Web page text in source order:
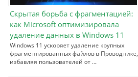
Скрытая борьба с фрагментацией:
как Microsoft оптимизировала
удаление данных в Windows 11
Windows 11 ускоряет удаление крупных
фрагментированных файлов в Проводнике,
избавляя пользователей от …